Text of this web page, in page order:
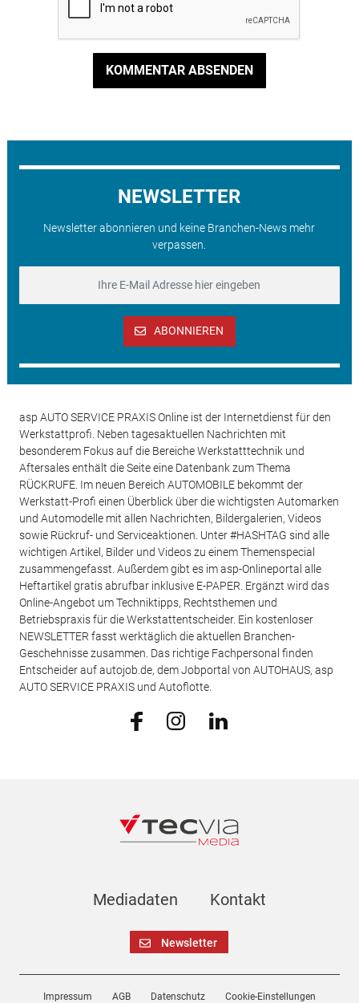
KOMMENTAR ABSENDEN
NEWSLETTER
Newsletter abonnieren und keine Branchen-News mehr
verpassen.
ABONNIEREN
asp AUTO SERVICE PRAXIS Online ist der Internetdienst für den
Werkstattprofi. Neben tagesaktuellen Nachrichten mit
besonderem Fokus auf die Bereiche Werkstatttechnik und
Aftersales enthält die Seite eine Datenbank zum Thema
RÜCKRUFE. Im neuen Bereich AUTOMOBILE bekommt der
Werkstatt-Profi einen Überblick über die wichtigsten Automarken
und Automodelle mit allen Nachrichten, Bildergalerien, Videos
sowie Rückruf- und Serviceaktionen. Unter #HASHTAG sind alle
wichtigen Artikel, Bilder und Videos zu einem Themenspecial
zusammengefasst. Außerdem gibt es im asp-Onlineportal alle
Heftartikel gratis abrufbar inklusive E-PAPER. Ergänzt wird das
Online-Angebot um Techniktipps, Rechtsthemen und
Betriebspraxis für die Werkstattentscheider. Ein kostenloser
NEWSLETTER fasst werktäglich die aktuellen Branchen-
Geschehnisse zusammen. Das richtige Fachpersonal finden
Entscheider auf autojob.de, dem Jobportal von AUTOHAUS, asp
AUTO SERVICE PRAXIS und Autoflotte.
Mediadaten Kontakt
Newsletter
Impressum AGB Datenschutz Cookie-Einstellungen